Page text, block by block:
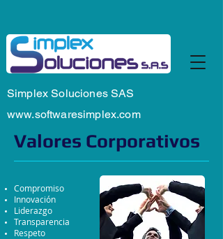
Simplex Soluciones SAS
www.softwaresimplex.com
Valores Corporativos
Compromiso
Innovación
Liderazgo
Transparencia
Respeto